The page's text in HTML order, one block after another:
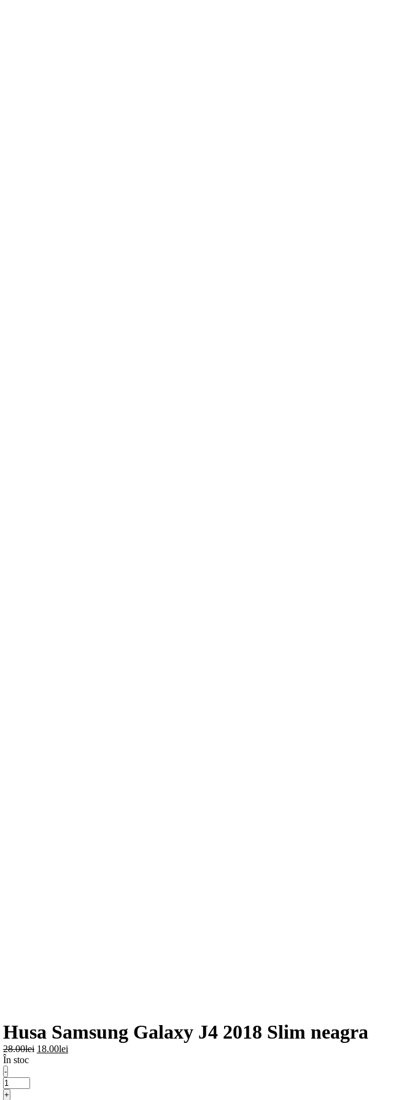
Husa Samsung Galaxy J4 2018 Slim neagra
28.00lei Prețul
18.00leiPrețul
În stoc
-
Cantitate
Husa
+